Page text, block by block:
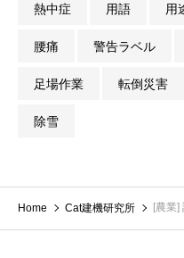
熱中症 用語 用
腰痛 警告ラベル
足場作業 転倒災害
除雪
Home Cat建機研究所 [農業]